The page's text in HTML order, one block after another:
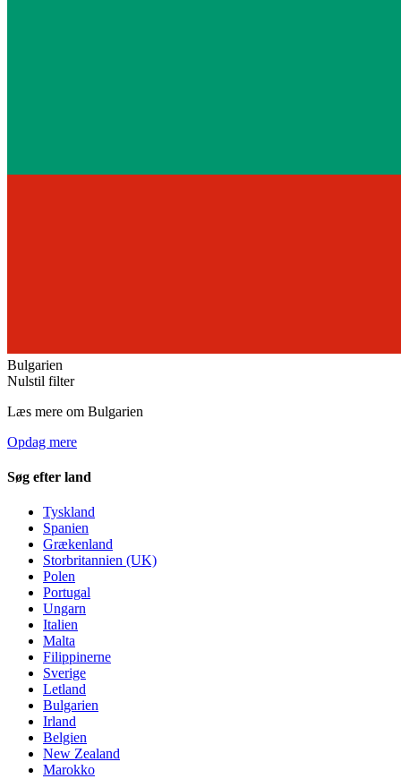
Bulgarien
Nulstil filter
Læs mere om Bulgarien
Opdag mere
Søg efter land
Tyskland
Spanien
Grækenland
Storbritannien (UK)
Polen
Portugal
Ungarn
Italien
Malta
Filippinerne
Sverige
Letland
Bulgarien
Irland
Belgien
New Zealand
Marokko